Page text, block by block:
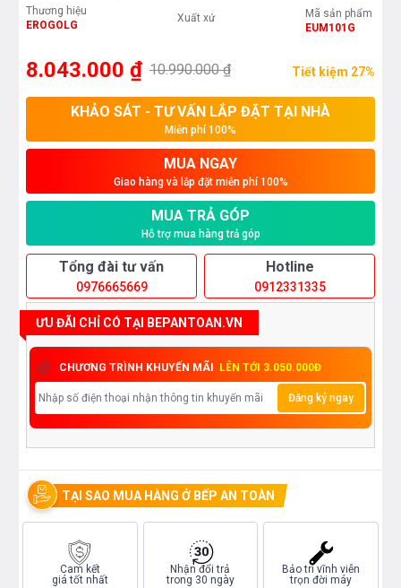
Thương hiệu
EROGOLG
Xuất xứ
Mã sản phẩm
EUM101G
8.043.000 ₫ 10.990.000 ₫ Tiết kiệm 27%
KHẢO SÁT - TƯ VẤN LẮP ĐẶT TẠI NHÀ
Miễn phí 100%
MUA NGAY
Giao hàng và lắp đặt miễn phí 100%
MUA TRẢ GÓP
Hỗ trợ mua hàng trả góp
Tổng đài tư vấn
0976665669
Hotline
0912331335
ƯU ĐÃI CHỈ CÓ TẠI BEPANTOAN.VN
CHƯƠNG TRÌNH KHUYẾN MÃI LÊN TỚI 3.050.000Đ
Đăng ký ngay
TẠI SAO MUA HÀNG Ở BẾP AN TOÀN
Cam kết
giá tốt nhất
Nhận đổi trả
trong 30 ngày
Bảo trì vĩnh viễn
trọn đời máy